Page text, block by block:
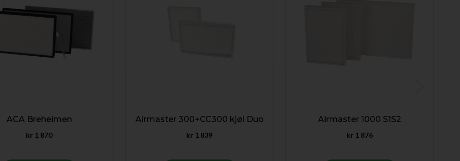
ACA Breheimen
kr 1 870
Airmaster 300+CC300 kjøl Duo
kr 1 839
Airmaster 1000 S1S2
kr 1 876